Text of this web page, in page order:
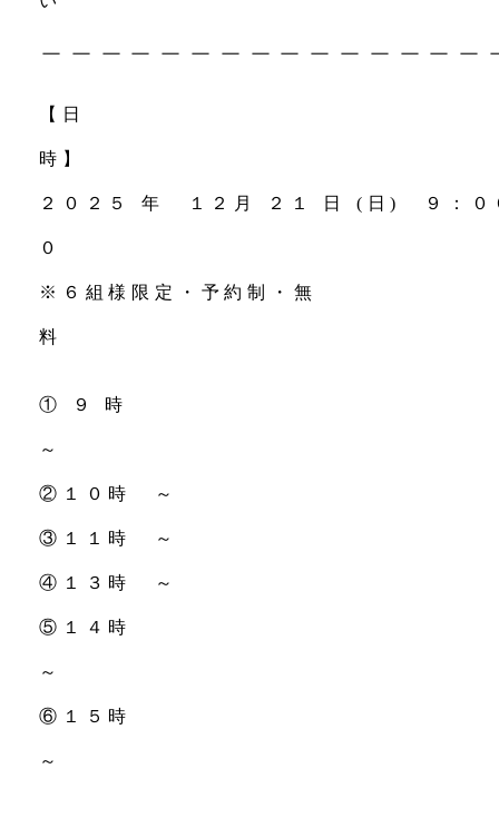
【日
２０２５ 年 １２ 月 ２１ 日 (日) ９：０
※６組様限定・予約制・無
料
① ９ 時
②１０時 ～
③１１時 ～
④１３時 ～
⑤１４時
⑥１５時